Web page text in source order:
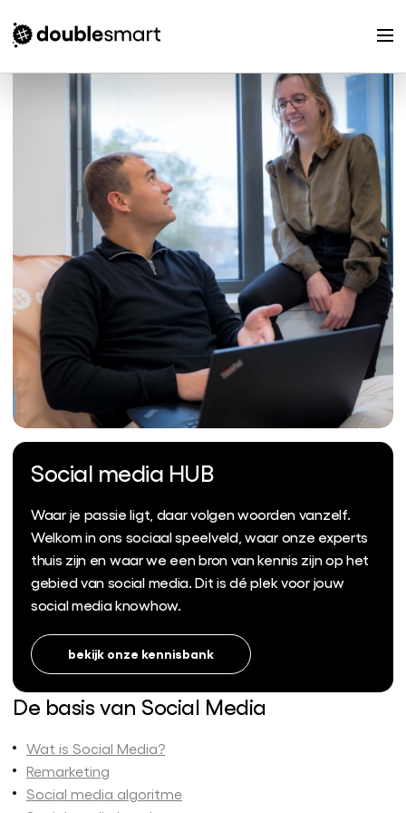
Social media HUB
Waar je passie ligt, daar volgen woorden vanzelf.
Welkom in ons sociaal speelveld, waar onze experts
thuis zijn en waar we een bron van kennis zijn op het
gebied van social media. Dit is dé plek voor jouw
social media knowhow.
bekijk onze kennisbank
De basis van Social Media
Wat is Social Media?
Remarketing
Social media algoritme